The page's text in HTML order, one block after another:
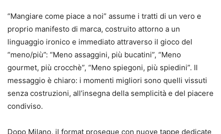
“Mangiare come piace a noi” assume i tratti di un vero e
proprio manifesto di marca, costruito attorno a un
linguaggio ironico e immediato attraverso il gioco del
“meno/più”: “Meno assaggini, più bucatini”, “Meno
gourmet, più crocchè”, “Meno spiegoni, più spiedini”. Il
messaggio è chiaro: i momenti migliori sono quelli vissuti
senza costruzioni, all’insegna della semplicità e del piacere
condiviso.
Dopo Milano, il format prosegue con nuove tappe dedicate